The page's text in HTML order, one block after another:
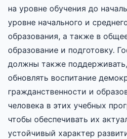
на уровне обучения до
уровне начального и
образования, а также в
образование и подготовку.
должны также
обновлять воспитание
гражданственности и
человека в этих учебных
чтобы обеспечивать их
устойчивый характер